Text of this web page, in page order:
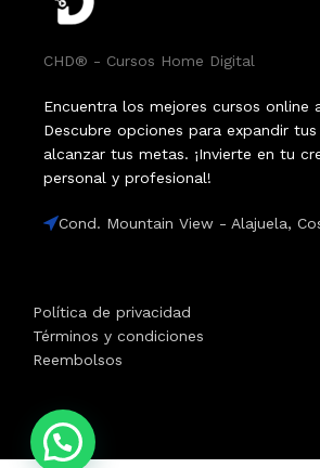
CHD® - Cursos Home Digital
Encuentra los mejores cursos online
Descubre opciones para expandir
alcanzar tus metas. ¡Invierte en tu
personal y profesional!
Cond. Mountain View - Alajuela,
Política de privacidad
Términos y condiciones
Reembolsos